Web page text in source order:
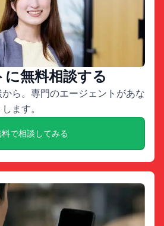
無料相談する
ら。専門のエージェントがあな
ます。
料で相談してみる